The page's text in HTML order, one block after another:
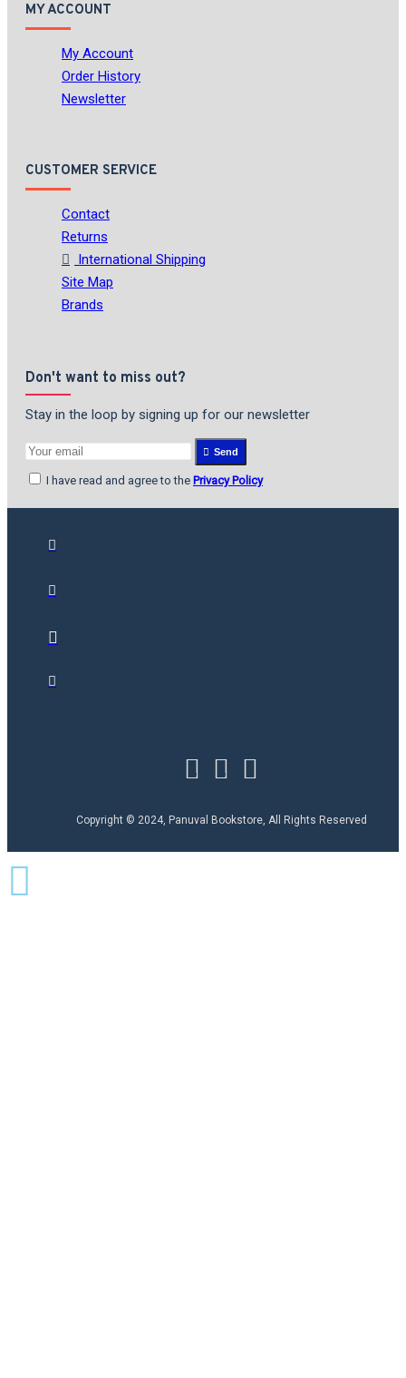
MY ACCOUNT
My Account
Order History
Newsletter
CUSTOMER SERVICE
Contact
Returns
International Shipping
Site Map
Brands
Don't want to miss out?
Stay in the loop by signing up for our newsletter
Send
I have read and agree to the Privacy Policy
Copyright © 2024, Panuval Bookstore, All Rights Reserved